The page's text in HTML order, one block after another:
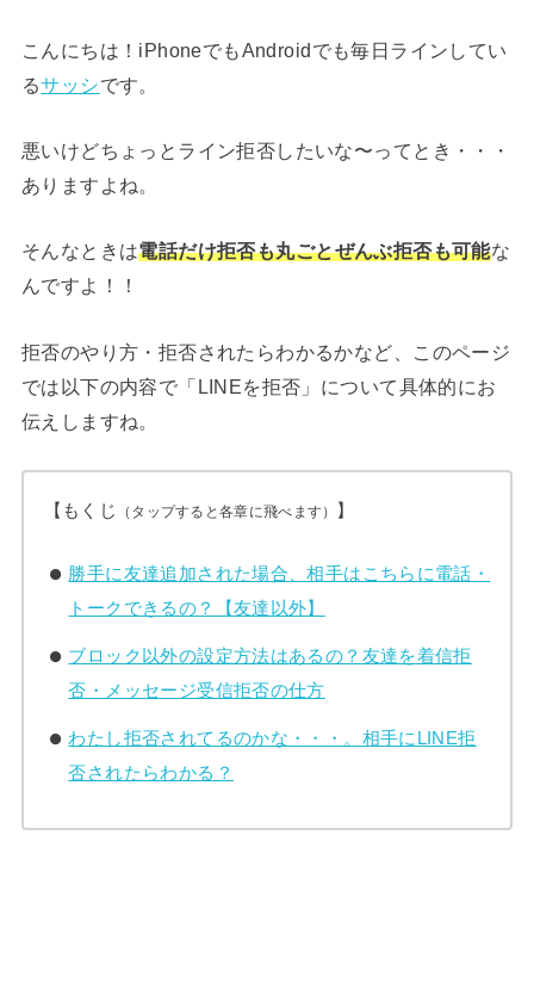
こんにちは！iPhoneでもAndroidでも毎日ラインしてい
るサッシです。
悪いけどちょっとライン拒否したいな〜ってとき・・・
ありますよね。
そんなときは電話だけ拒否も丸ごとぜんぶ拒否も可能な
んですよ！！
拒否のやり方・拒否されたらわかるかなど、このページ
では以下の内容で「LINEを拒否」について具体的にお
伝えしますね。
【もくじ （タップすると各章に飛べます） 】
勝手に友達追加された場合、相手はこちらに電話・
トークできるの？【友達以外】
ブロック以外の設定方法はあるの？友達を着信拒
否・メッセージ受信拒否の仕方
わたし拒否されてるのかな・・・。相手にLINE拒
否されたらわかる？